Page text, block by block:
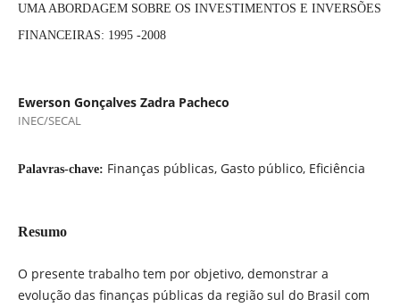
UMA ABORDAGEM SOBRE OS INVESTIMENTOS E INVERSÕES
FINANCEIRAS: 1995 -2008
Ewerson Gonçalves Zadra Pacheco
INEC/SECAL
Palavras-chave: Finanças públicas, Gasto público, Eficiência
Resumo
O presente trabalho tem por objetivo, demonstrar a
evolução das finanças públicas da região sul do Brasil com